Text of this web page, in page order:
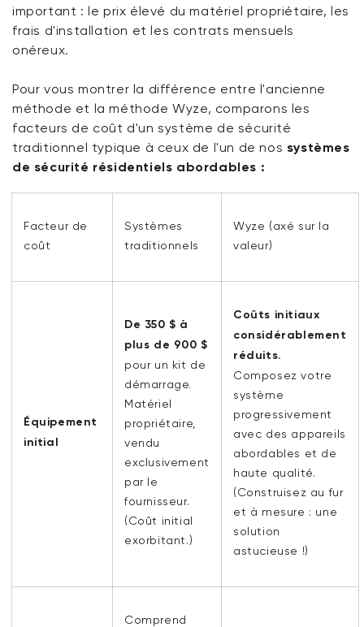
important : le prix élevé du matériel propriétaire, les
frais d'installation et les contrats mensuels
onéreux.
Pour vous montrer la différence entre l'ancienne
méthode et la méthode Wyze, comparons les
facteurs de coût d'un système de sécurité
traditionnel typique à ceux de l'un de nos systèmes
de sécurité résidentiels abordables :
Facteur de
coût
Systèmes
traditionnels
Wyze (axé sur la
valeur)
Équipement
initial
De 350 $ à
plus de 900 $
pour un kit de
démarrage.
Matériel
propriétaire,
vendu
exclusivement
par le
fournisseur.
(Coût initial
exorbitant.)
Coûts initiaux
considérablement
réduits.
Composez votre
système
progressivement
avec des appareils
abordables et de
haute qualité.
(Construisez au fur
et à mesure : une
solution
astucieuse !)
Comprend